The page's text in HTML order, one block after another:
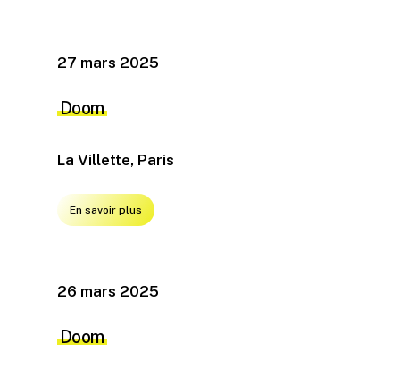
27 mars 2025
Doom
La Villette, Paris
En savoir plus
26 mars 2025
Doom